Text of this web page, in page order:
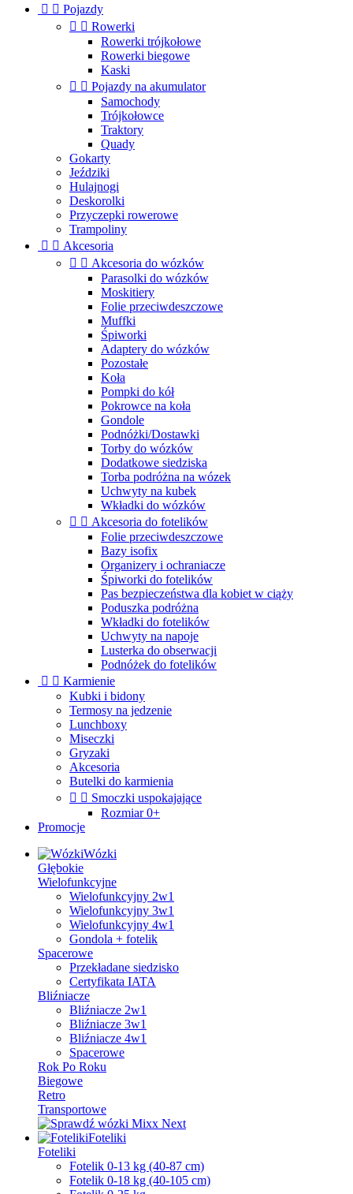
  Pojazdy
  Rowerki
Rowerki trójkołowe
Rowerki biegowe
Kaski
  Pojazdy na akumulator
Samochody
Trójkołowce
Traktory
Quady
Gokarty
Jeździki
Hulajnogi
Deskorolki
Przyczepki rowerowe
Trampoliny
  Akcesoria
  Akcesoria do wózków
Parasolki do wózków
Moskitiery
Folie przeciwdeszczowe
Muffki
Śpiworki
Adaptery do wózków
Pozostałe
Koła
Pompki do kół
Pokrowce na koła
Gondole
Podnóżki/Dostawki
Torby do wózków
Dodatkowe siedziska
Torba podróżna na wózek
Uchwyty na kubek
Wkładki do wózków
  Akcesoria do fotelików
Folie przeciwdeszczowe
Bazy isofix
Organizery i ochraniacze
Śpiworki do fotelików
Pas bezpieczeństwa dla kobiet w ciąży
Poduszka podróżna
Wkładki do fotelików
Uchwyty na napoje
Lusterka do obserwacji
Podnóżek do fotelików
  Karmienie
Kubki i bidony
Termosy na jedzenie
Lunchboxy
Miseczki
Gryzaki
Akcesoria
Butelki do karmienia
  Smoczki uspokajające
Rozmiar 0+
Promocje
Wózki
Głębokie
Wielofunkcyjne
Wielofunkcyjny 2w1
Wielofunkcyjny 3w1
Wielofunkcyjny 4w1
Gondola + fotelik
Spacerowe
Przekładane siedzisko
Certyfikata IATA
Bliźniacze
Bliźniacze 2w1
Bliźniacze 3w1
Bliźniacze 4w1
Spacerowe
Rok Po Roku
Biegowe
Retro
Transportowe
Foteliki
Foteliki
Fotelik 0-13 kg (40-87 cm)
Fotelik 0-18 kg (40-105 cm)